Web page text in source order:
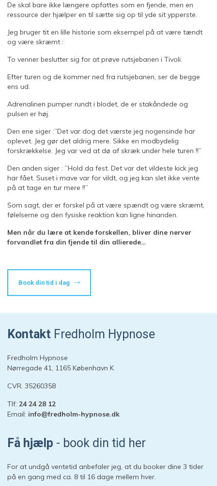
De skal bare ikke længere opfattes som en fjende, men en
ressource der hjælper en til sætte sig op til yde sit ypperste.
Jeg bruger tit en lille historie som eksempel på at være tændt
og være skræmt :
To venner beslutter sig for at prøve rutsjebanen i Tivoli.
Efter turen og de kommer ned fra rutsjebanen, ser de begge
ens ud.
Adrenalinen pumper rundt i blodet, de er stakåndede og
pulsen er høj.
Den ene siger :”Det var dog det værste jeg nogensinde har
oplevet. Jeg gør det aldrig mere. Sikke en modbydelig
forskrækkelse. Jeg var ved at dø af skræk under hele turen !!”
Den anden siger : ”Hold da fest. Det var det vildeste kick jeg
har fået. Suset i mave var for vildt, og jeg kan slet ikke vente
på at tage en tur mere !!”
Som sagt, der er forskel på at være spændt og være skræmt,
følelserne og den fysiske reaktion kan ligne hinanden.
Men når du lære at kende forskellen, bliver dine nerver
forvandlet fra din fjende til din allierede…
Book din tid i dag
Kontakt Fredholm Hypnose
Fredholm Hypnose
Nørregade 41, 1165 København K
CVR. 35260358
Tlf: 24 24 28 12
Email: info@fredholm-hypnose.dk
Få hjælp - book din tid her
For at undgå ventetid anbefaler jeg, at du booker dine 3 tider
på en gang med ca. 8 til 16 dage mellem hver.
Hej 👋
Start en ny samtale
Har du et spørgsmål? Start en ny samtale